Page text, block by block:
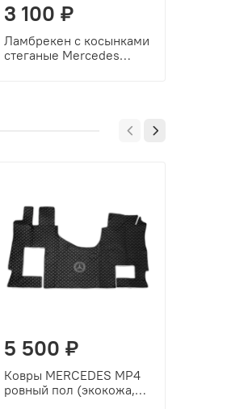
3 100 ₽
Ламбрекен с косынками
стеганые Mercedes
5 500 ₽
Ковры MERCEDES MP4
ровный пол (экокожа,